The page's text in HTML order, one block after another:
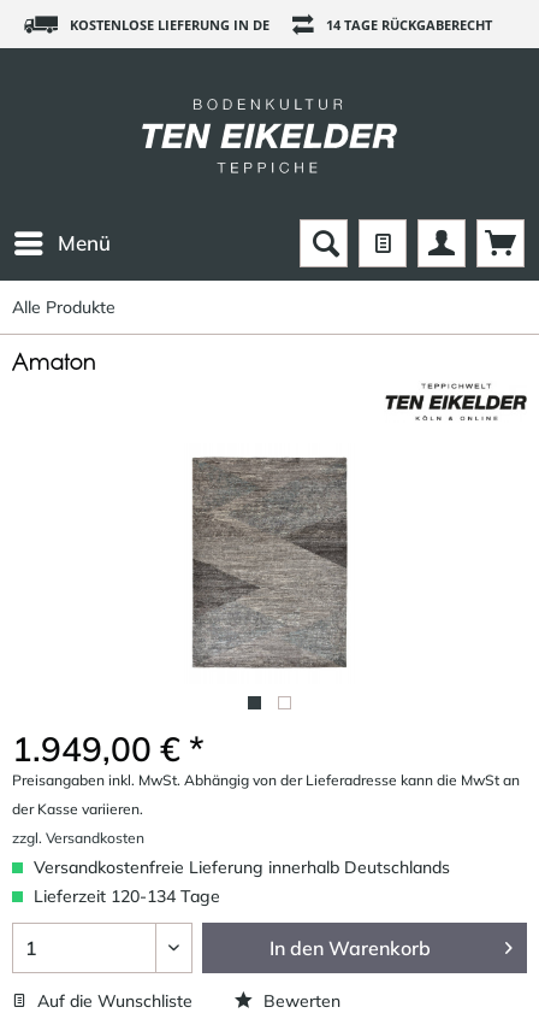
KOSTENLOSE LIEFERUNG IN DE 14 TAGE RÜCKGABERECHT
Menü
Alle Produkte
Amaton
1.949,00 € *
Preisangaben inkl. MwSt. Abhängig von der Lieferadresse kann die MwSt an
der Kasse variieren.
zzgl. Versandkosten
Versandkostenfreie Lieferung innerhalb Deutschlands
Lieferzeit 120-134 Tage
In den Warenkorb
Auf die Wunschliste Bewerten